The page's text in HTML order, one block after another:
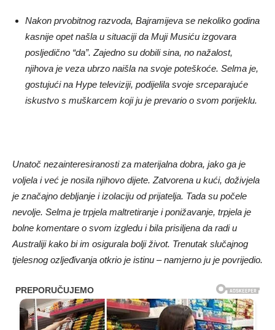
Nakon prvobitnog razvoda, Bajramijeva se nekoliko godina
kasnije opet našla u situaciji da Muji Musiću izgovara
posljedično “da”. Zajedno su dobili sina, no nažalost,
njihova je veza ubrzo naišla na svoje poteškoće. Selma je,
gostujući na Hype televiziji, podijelila svoje srceparajuće
iskustvo s muškarcem koji ju je prevario o svom porijeklu.
Unatoč nezainteresiranosti za materijalna dobra, jako ga je
voljela i već je nosila njihovo dijete. Zatvorena u kući, doživjela
je značajno debljanje i izolaciju od prijatelja. Tada su počele
nevolje. Selma je trpjela maltretiranje i ponižavanje, trpjela je
bolne komentare o svom izgledu i bila prisiljena da radi u
Australiji kako bi im osigurala bolji život. Trenutak slučajnog
tjelesnog ozljeđivanja otkrio je istinu – namjerno ju je povrijedio.